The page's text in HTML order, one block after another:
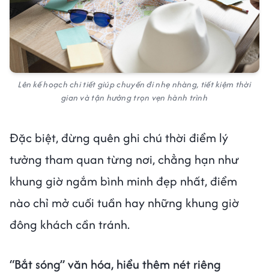
Lên kế hoạch chi tiết giúp chuyến đi nhẹ nhàng, tiết kiệm thời
gian và tận hưởng trọn vẹn hành trình
Đặc biệt, đừng quên ghi chú thời điểm lý
tưởng tham quan từng nơi, chẳng hạn như
khung giờ ngắm bình minh đẹp nhất, điểm
nào chỉ mở cuối tuần hay những khung giờ
đông khách cần tránh.
“Bắt sóng” văn hóa, hiểu thêm nét riêng